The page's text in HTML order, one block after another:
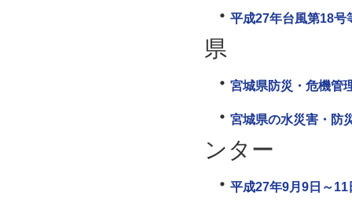
平成27年台風第18号
県
宮城県防災・危機管
宮城県の水災害・防
ンター
平成27年9月9日～